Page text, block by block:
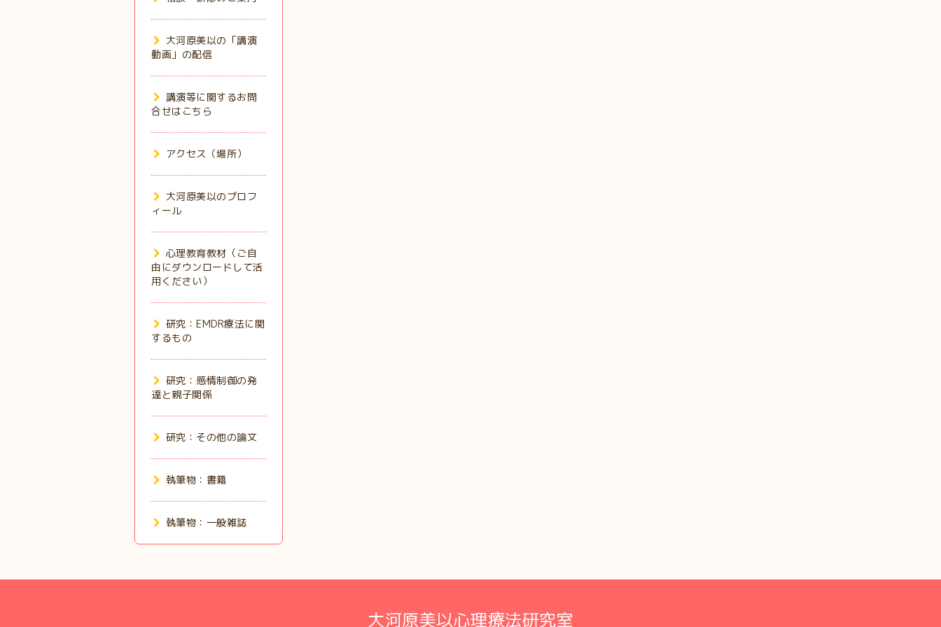
大河原美以の「講演
動画」の配信
講演等に関するお問
合せはこちら
アクセス（場所）
大河原美以のプロフ
ィール
心理教育教材（ご自
由にダウンロードして活
用ください）
研究：EMDR療法に関
するもの
研究：感情制御の発
達と親子関係
研究：その他の論文
執筆物：書籍
執筆物：一般雑誌
大河原美以心理療法研究室